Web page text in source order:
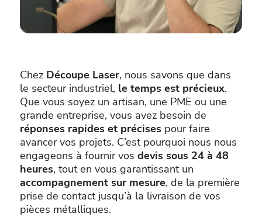
Chez Découpe Laser, nous savons que dans
le secteur industriel, le temps est précieux.
Que vous soyez un artisan, une PME ou une
grande entreprise, vous avez besoin de
réponses rapides et précisespour faire
avancer vos projets. C’est pourquoi nous nous
engageons à fournir vos devis sous 24 à 48
heures, tout en vous garantissant un
accompagnement sur mesure, de la première
prise de contact jusqu’à la livraison de vos
pièces métalliques.